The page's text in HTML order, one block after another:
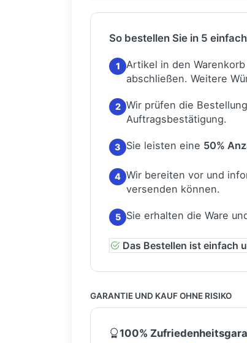
So bestellen Sie in 5
1
Artikel in den
abschließen. Weitere
2 Wir prüfen die
Auftragsbestätigung.
3 Sie leisten eine 50%
4 Wir bereiten vor und
versenden können.
5 Sie erhalten die Ware
Das Bestellen ist einfach
GARANTIE UND KAUF OHNE RISIKO
100%